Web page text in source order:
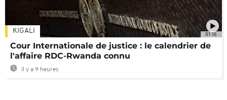
01:16
KIGALI
Cour Internationale de justice : le calendrier de
l'affaire RDC-Rwanda connu
Il y a 9 heures